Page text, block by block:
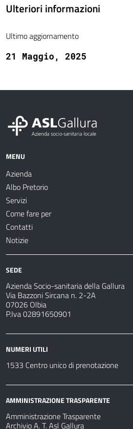
Ulteriori informazioni
Ultimo aggiornamento
21 Maggio, 2025
MENU
Azienda
Albo Pretorio
Servizi
Come fare per
Contatti
Notizie
SEDE
Azienda Socio-sanitaria della Gallura
Via Bazzoni Sircana n. 2-2A
07026 Olbia
P.Iva 02891650901
NUMERI UTILI
1533 Centro unico di prenotazione
AMMINISTRAZIONE TRASPARENTE
Amministrazione Trasparente
Archivio A. T. Asl Gallura